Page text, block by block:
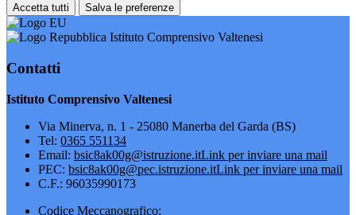
Accetta tutti Salva le preferenze
Istituto Comprensivo Valtenesi
Contatti
Istituto Comprensivo Valtenesi
Via Minerva, n. 1 - 25080 Manerba del Garda (BS)
Tel: 0365 551134
Email: bsic8ak00g@istruzione.itLink per inviare una mail
PEC: bsic8ak00g@pec.istruzione.itLink per inviare una mail
C.F.: 96035990173
Codice Meccanografico: